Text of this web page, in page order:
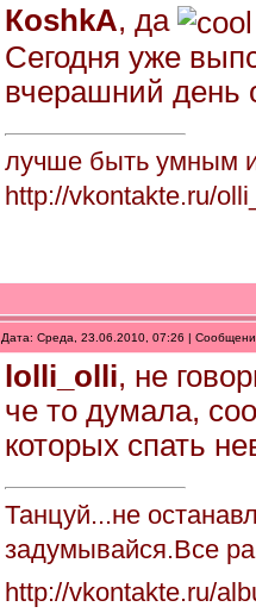
КoshkA, да
Сегодня уже
вчерашний день
лучше быть умным и
http://vkontakte.ru/
Дата: Среда, 23.06.2010, 07:26 |
lolli_olli, не
че то думала,
которых спать
Танцуй...не
задумывайся.Все
http://vkontakte.ru/